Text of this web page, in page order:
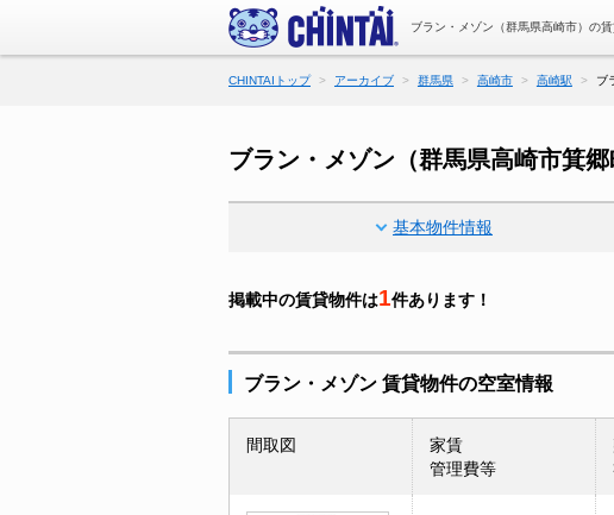
ブラン・メゾン（群馬県高崎市）の
CHINTAIトップ アーカイブ 群馬県 高崎市 高崎駅 ブ
ブラン・メゾン（群馬県高崎市箕
基本物件情報
掲載中の賃貸物件は1件あります！
ブラン・メゾン 賃貸物件の空室情報
間取図
家賃
管理費等